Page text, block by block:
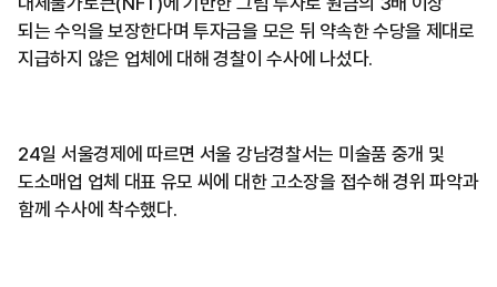
되는 수익을 보장한다며 투자금을 모은 뒤 약속한 수당을 제대로
지급하지 않은 업체에 대해 경찰이 수사에 나섰다.
24일 서울경제에 따르면 서울 강남경찰서는 미술품 중개 및
도소매업 업체 대표 유모 씨에 대한 고소장을 접수해 경위 파악과
함께 수사에 착수했다.